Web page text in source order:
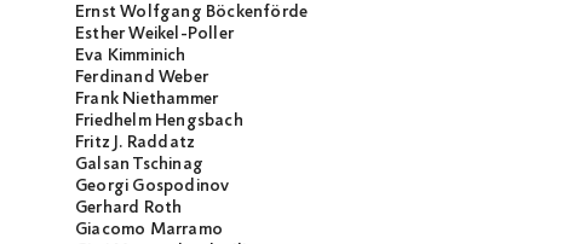
Ernst Wolfgang Böckenförde
Esther Weikel-Poller
Eva Kimminich
Ferdinand Weber
Frank Niethammer
Friedhelm Hengsbach
Fritz J. Raddatz
Galsan Tschinag
Georgi Gospodinov
Gerhard Roth
Giacomo Marramo